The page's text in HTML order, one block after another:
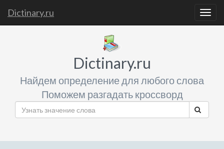
Dictinary.ru
Dictinary.ru
Найдем определение для любого слова
Поможем разгадать кроссворд